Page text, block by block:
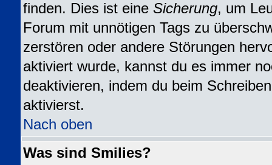
finden. Dies ist eine Sicherung, um
Forum mit unnötigen Tags zu
zerstören oder andere Störungen
aktiviert wurde, kannst du es immer
deaktivieren, indem du beim
aktivierst.
Nach oben
Was sind Smilies?